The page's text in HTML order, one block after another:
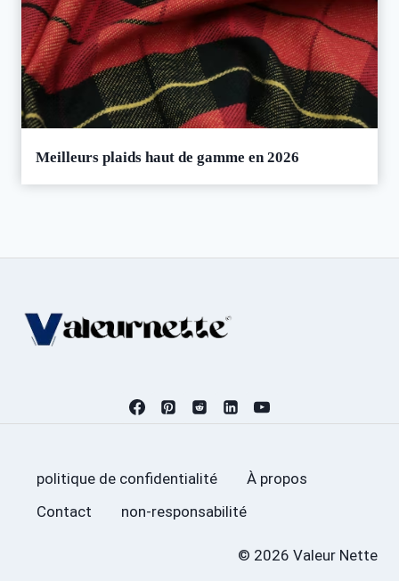
Meilleurs plaids haut de gamme en 2026
politique de confidentialité
À propos
Contact
non-responsabilité
© 2026 Valeur Nette